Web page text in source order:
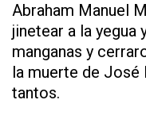
Abraham Manuel
jinetear a la yegua
manganas y
la muerte de
tantos.